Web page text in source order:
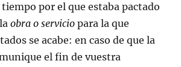
por el que estaba pactado
obra o servicio para la que
se acabe: en caso de que la
el fin de vuestra